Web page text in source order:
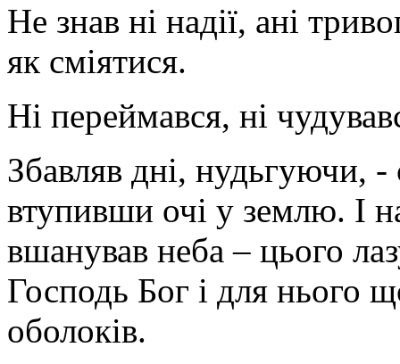
Не знав ні надії, ані
як сміятися.
Ні переймався, ні
Збавляв дні, нудьгуючи, -
втупивши очі у землю. І
вшанував неба – цього
Господь Бог і для нього
оболоків.